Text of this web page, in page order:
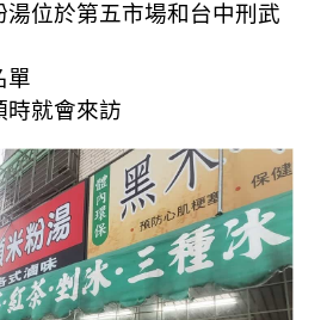
位於第五市場和台中刑武
單
時就會來訪